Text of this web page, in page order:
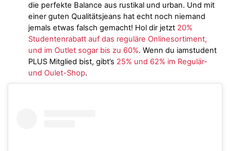
die perfekte Balance aus rustikal und urban. Und mit
einer guten Qualitätsjeans hat echt noch niemand
jemals etwas falsch gemacht! Hol dir jetzt 20%
Studentenrabatt auf das reguläre Onlinesortiment,
und im Outlet sogar bis zu 60%. Wenn du iamstudent
PLUS Mitglied bist, gibt’s 25% und 62% im Regulär-
und Oulet-Shop.